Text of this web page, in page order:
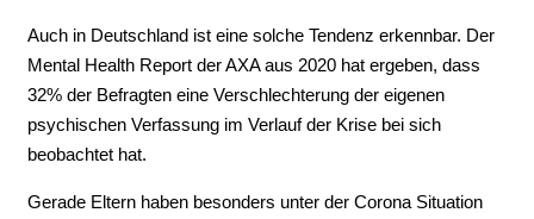
Auch in Deutschland ist eine solche Tendenz erkennbar. Der
Mental Health Report der AXA aus 2020 hat ergeben, dass
32% der Befragten eine Verschlechterung der eigenen
psychischen Verfassung im Verlauf der Krise bei sich
beobachtet hat.
Gerade Eltern haben besonders unter der Corona Situation